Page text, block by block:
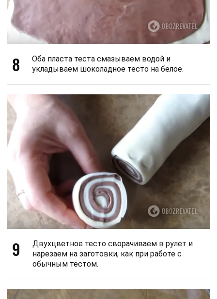
8
Оба пласта теста смазываем водой и
укладываем шоколадное тесто на белое.
9
Двухцветное тесто сворачиваем в рулет и
нарезаем на заготовки, как при работе с
обычным тестом.